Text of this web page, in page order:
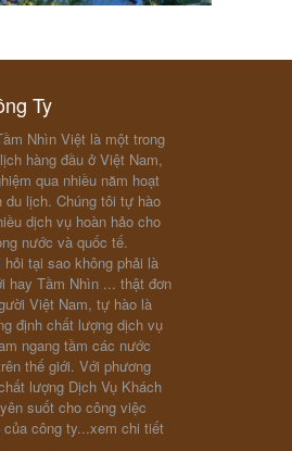
Ty
Nhìn Việt là một trong
hàng đầu ở Việt Nam,
qua nhiều năm hoạt
du lịch. Chúng tôi tự hào
dịch vụ hoàn hảo cho
nước và quốc tế.
tại sao không phải là
hay Tầm Nhìn ... thật đơn
Việt Nam, tự hào là
định chất lượng dịch vụ
ngang tầm các nước
thế giới. Với phương
lượng Dịch Vụ Khách
suốt cho công việc
công ty...xem chi tiết